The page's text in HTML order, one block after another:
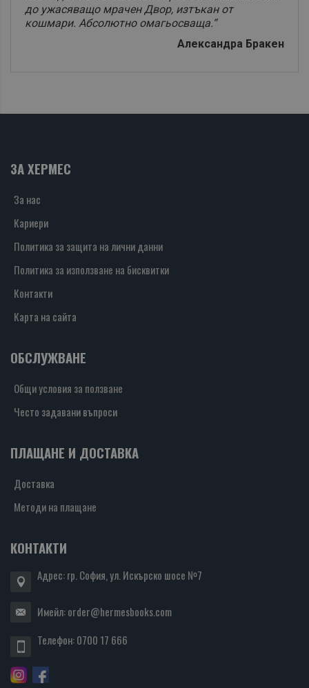
до ужасяващо мрачен Двор, изтъкан от
кошмари. Абсолютно омагьосваща.“
Александра Бракен
ЗА ХЕРМЕС
За нас
Кариери
Политика за защита на лични данни
Политика за използване на бисквитки
Контакти
Карта на сайта
ОБСЛУЖВАНЕ
Общи условия за ползване
Често задавани въпроси
ПЛАЩАНЕ И ДОСТАВКА
Доставка
Методи на плащане
КОНТАКТИ
Адрес: гр. София, ул. Искърско шосе №7
Имейл:order@hermesbooks.com
Телефон:0700 17 666